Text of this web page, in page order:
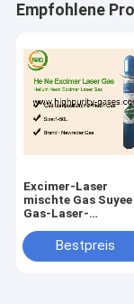
Empfohlene
Excimer-Laser
mischte Gas Suyee
Gas-Laser-
TUIMIX CTXX V3.0
Newradar vor
Bestpreis